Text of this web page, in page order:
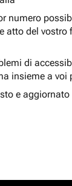
numero
del
di
insieme a
e